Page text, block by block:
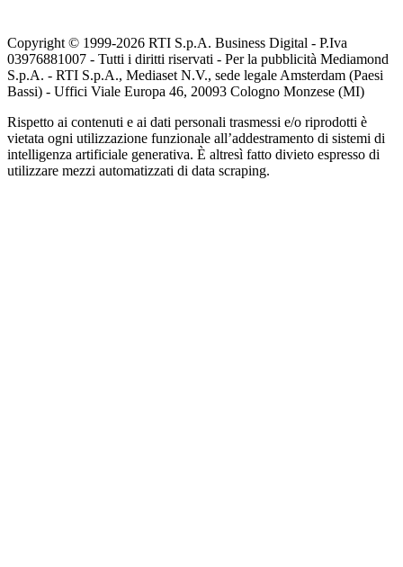
Copyright © 1999-2026 RTI S.p.A. Business Digital - P.Iva
03976881007 - Tutti i diritti riservati - Per la pubblicità Mediamond
S.p.A. - RTI S.p.A., Mediaset N.V., sede legale Amsterdam (Paesi
Bassi) - Uffici Viale Europa 46, 20093 Cologno Monzese (MI)
Rispetto ai contenuti e ai dati personali trasmessi e/o riprodotti è
vietata ogni utilizzazione funzionale all’addestramento di sistemi di
intelligenza artificiale generativa. È altresì fatto divieto espresso di
utilizzare mezzi automatizzati di data scraping.